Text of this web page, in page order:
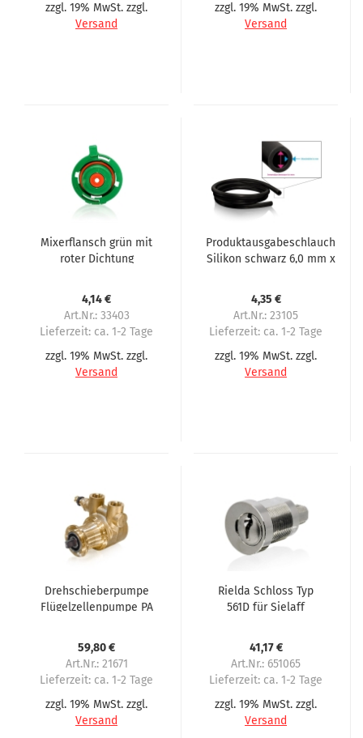
zzgl. 19% MwSt. zzgl.
Versand
zzgl. 19% MwSt. zzgl.
Versand
Mixerflansch grün mit
roter Dichtung
4,14 €
Art.Nr.: 33403
Lieferzeit: ca. 1-2 Tage
zzgl. 19% MwSt. zzgl.
Versand
Produktausgabeschlauch
Silikon schwarz 6,0 mm x
4,35 €
Art.Nr.: 23105
Lieferzeit: ca. 1-2 Tage
zzgl. 19% MwSt. zzgl.
Versand
Drehschieberpumpe
Flügelzellenpumpe PA
59,80 €
Art.Nr.: 21671
Lieferzeit: ca. 1-2 Tage
zzgl. 19% MwSt. zzgl.
Versand
Rielda Schloss Typ
561D für Sielaff
41,17 €
Art.Nr.: 651065
Lieferzeit: ca. 1-2 Tage
zzgl. 19% MwSt. zzgl.
Versand